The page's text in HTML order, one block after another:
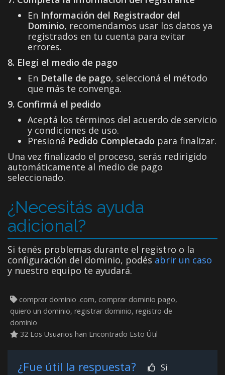
En Información del Registrador del
Dominio, recomendamos usar los datos ya
registrados en tu cuenta para evitar
errores.
8. Elegí el medio de pago
En Detalle de pago, seleccioná el método
que más te convenga.
9. Confirmá el pedido
Aceptá los términos del acuerdo de servicio
y condiciones de uso.
Presioná Pedido Completado para finalizar.
Una vez finalizado el proceso, serás redirigido
automáticamente al medio de pago
seleccionado.
¿Necesitás ayuda
adicional?
Si tenés problemas durante el registro o la
configuración del dominio, podés abrir un caso
y nuestro equipo te ayudará.
comprar dominio .com, comprar dominio pago,
quiero un dominio, registrar dominio, registro de
dominio
32 Los Usuarios han Encontrado Esto Útil
¿Fue útil la respuesta?
Si